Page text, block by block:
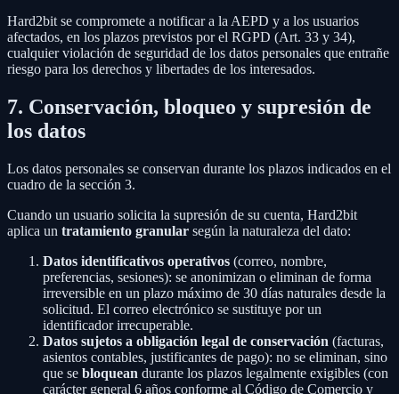
Hard2bit se compromete a notificar a la AEPD y a los usuarios
afectados, en los plazos previstos por el RGPD (Art. 33 y 34),
cualquier violación de seguridad de los datos personales que entrañe
riesgo para los derechos y libertades de los interesados.
7. Conservación, bloqueo y supresión de
los datos
Los datos personales se conservan durante los plazos indicados en el
cuadro de la sección 3.
Cuando un usuario solicita la supresión de su cuenta, Hard2bit
aplica un tratamiento granular según la naturaleza del dato:
Datos identificativos operativos (correo, nombre,
preferencias, sesiones): se anonimizan o eliminan de forma
irreversible en un plazo máximo de 30 días naturales desde la
solicitud. El correo electrónico se sustituye por un
identificador irrecuperable.
Datos sujetos a obligación legal de conservación (facturas,
asientos contables, justificantes de pago): no se eliminan, sino
que se bloquean durante los plazos legalmente exigibles (con
carácter general 6 años conforme al Código de Comercio y